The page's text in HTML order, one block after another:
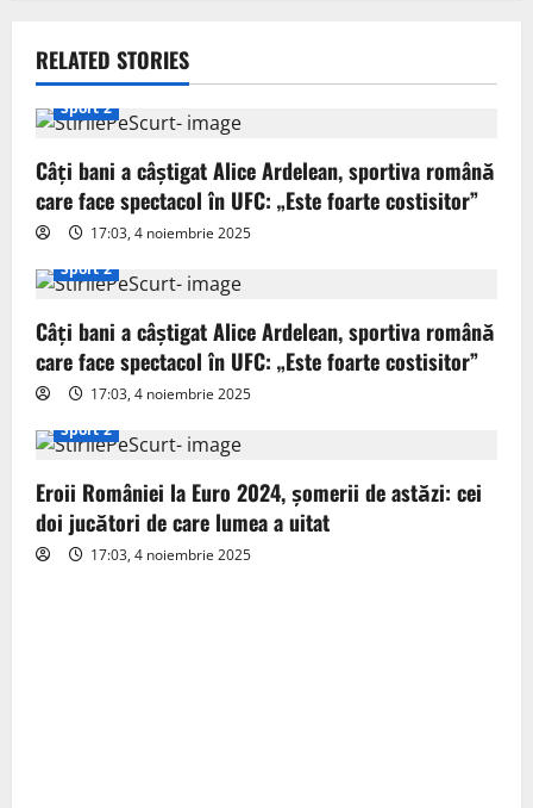
v
i
g
a
t
i
o
n
RELATED STORIES
Sport 2
Câți bani a câștigat Alice Ardelean, sportiva română
care face spectacol în UFC: „Este foarte costisitor”
17:03, 4 noiembrie 2025
Sport 2
Câți bani a câștigat Alice Ardelean, sportiva română
care face spectacol în UFC: „Este foarte costisitor”
17:03, 4 noiembrie 2025
Sport 2
Eroii României la Euro 2024, șomerii de astăzi: cei
doi jucători de care lumea a uitat
17:03, 4 noiembrie 2025